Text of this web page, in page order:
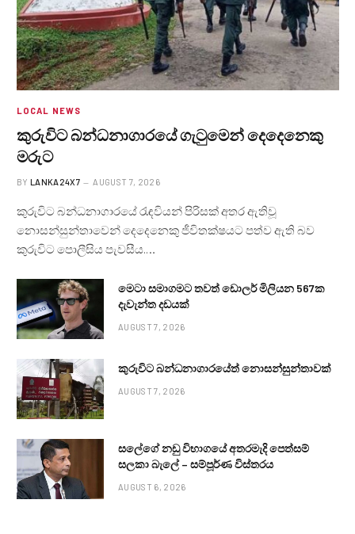
LOCAL NEWS
කුරුවිට බන්ධනාගාරයේ ගැටුමෙන් දෙදෙනෙකු
මරුට
BY LANKA24X7 AUGUST 7, 2026
කුරුවිට බන්ධනාගාරයේ රැඳවියන් පිරිසක් අතර ඇතිවූ
නොසන්සුන්තාවෙන් දෙදෙනෙකු ජීවිතක්ෂයට පත්ව ඇති බව
කුරුවිට පොලීසිය පැවසීය.…
මෙටා සමාගමට තවත් ඩොලර් මිලියන 567ක
දැවැන්ත දඩයක්
AUGUST 7, 2026
කුරුවිට බන්ධනාගාරයේත් නොසන්සුන්තාවක්
AUGUST 7, 2026
සලේගේ නඩු විභාගයේ අතරමැදි පෙත්සම්
සලකා බැලේ – සම්පූර්ණ විස්තරය
AUGUST 6, 2026